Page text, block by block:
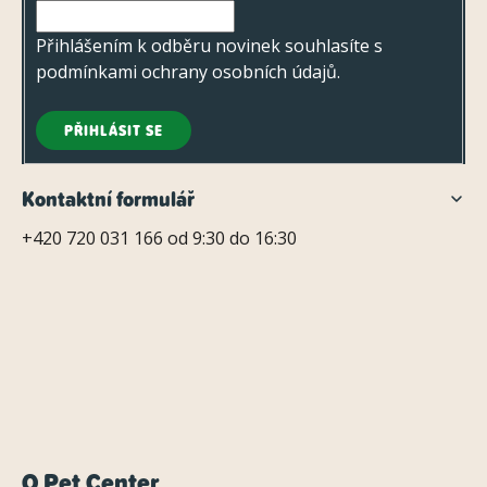
v
k
ý
s
Přihlášením k odběru novinek souhlasíte s
podmínkami ochrany osobních údajů.
PŘIHLÁSIT SE
Kontaktní formulář
+420 720 031 166 od 9:30 do 16:30